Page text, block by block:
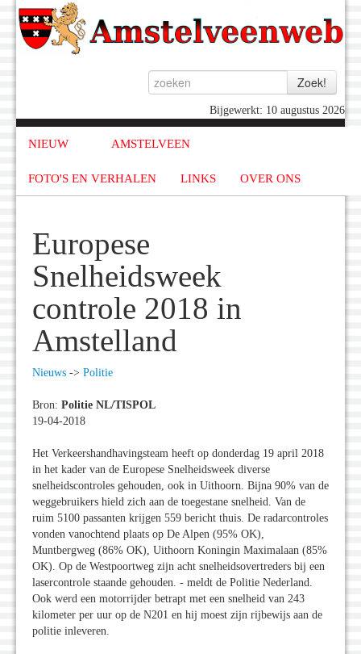
Bijgewerkt: 10 augustus 2026
NIEUW AMSTELVEEN
FOTO'S EN VERHALEN LINKS OVER ONS
Europese
Snelheidsweek
controle 2018 in
Amstelland
Nieuws -> Politie
Bron: Politie NL/TISPOL
19-04-2018
Het Verkeershandhavingsteam heeft op donderdag 19 april 2018
in het kader van de Europese Snelheidsweek diverse
snelheidscontroles gehouden, ook in Uithoorn. Bijna 90% van de
weggebruikers hield zich aan de toegestane snelheid. Van de
ruim 5100 passanten krijgen 559 bericht thuis. De radarcontroles
vonden vanochtend plaats op De Alpen (95% OK),
Muntbergweg (86% OK), Uithoorn Koningin Maximalaan (85%
OK). Op de Westpoortweg zijn acht snelheidsovertreders bij een
lasercontrole staande gehouden. - meldt de Politie Nederland.
Ook werd een motorrijder betrapt met een snelheid van 243
kilometer per uur op de N201 en hij moest zijn rijbewijs aan de
politie inleveren.